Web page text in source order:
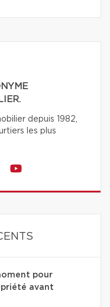
depuis 1982,
les plus
pour
avant